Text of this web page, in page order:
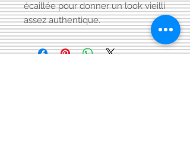
écaillée pour donner un look vieilli
assez authentique.